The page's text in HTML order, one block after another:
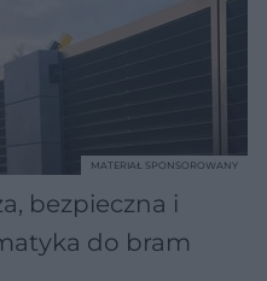
bezpieczna i
do bram
MATERIAŁ SPONSOROWANY